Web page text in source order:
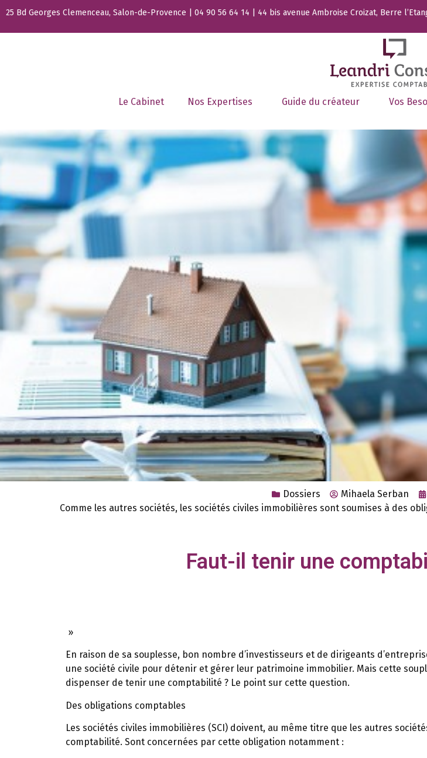
25 Bd Georges Clemenceau, Salon-de-Provence | 04 90 56 64 14 | 44 bis avenue Ambroise Croizat, Berre
Le Cabinet Nos Expertises Guide du créateur Vos
Dossiers Mihaela Serban
Comme les autres sociétés, les sociétés civiles immobilières sont soumises à des
Faut-il tenir une
»
En raison de sa souplesse, bon nombre d’investisseurs et de dirigeants
une société civile pour détenir et gérer leur patrimoine immobilier. Mais cette
dispenser de tenir une comptabilité ? Le point sur cette question.
Des obligations comptables
Les sociétés civiles immobilières (SCI) doivent, au même titre que les autres
comptabilité. Sont concernées par cette obligation notamment :